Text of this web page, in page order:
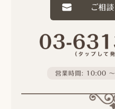
ご相
営業時間: 10:00